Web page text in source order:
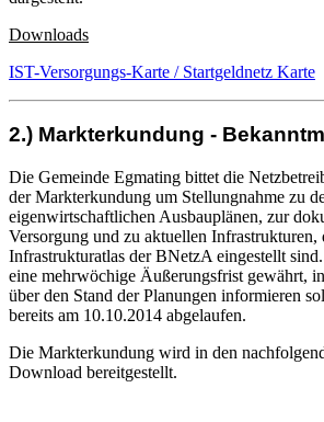
Downloads
IST-Versorgungs-Karte / Startgeldnetz Karte
2.) Markterkundung -
Die Gemeinde Egmating bittet die
der Markterkundung um Stellungnahme zu
eigenwirtschaftlichen Ausbauplänen, zur
Versorgung und zu aktuellen
Infrastrukturatlas der BNetzA eingestellt
eine mehrwöchige Äußerungsfrist gewährt,
über den Stand der Planungen informieren
bereits am 10.10.2014 abgelaufen.
Die Markterkundung wird in den
Download bereitgestellt.